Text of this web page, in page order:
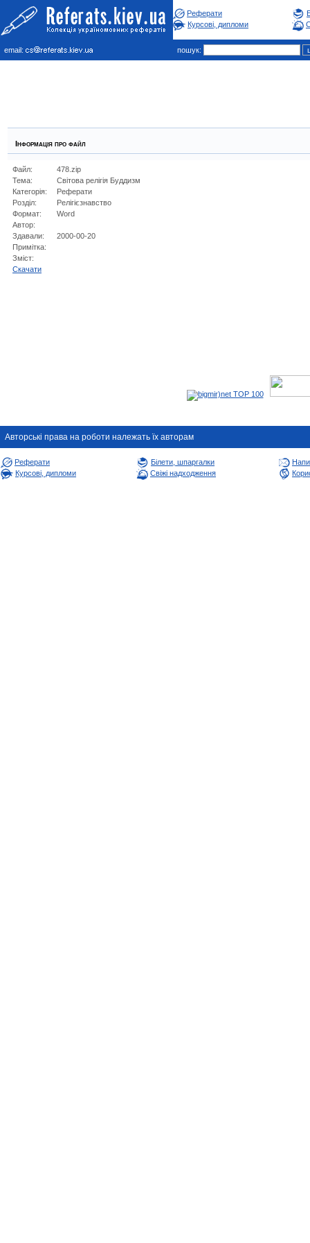
Реферати
Курсові, дипломи
email: пошук:
Інформація про файл
Файл:
478.zip
Тема:
Світова релігія Буддизм
Категорія:
Реферати
Розділ:
Релiгiєзнавство
Формат:
Word
Автор:
Здавали:
2000-00-20
Примітка:
Зміст:
Cкачати
Авторськi права на роботи належать їх авторам
Реферати Білети, шпаргалки
Курсові, дипломи
Свіжі надходження